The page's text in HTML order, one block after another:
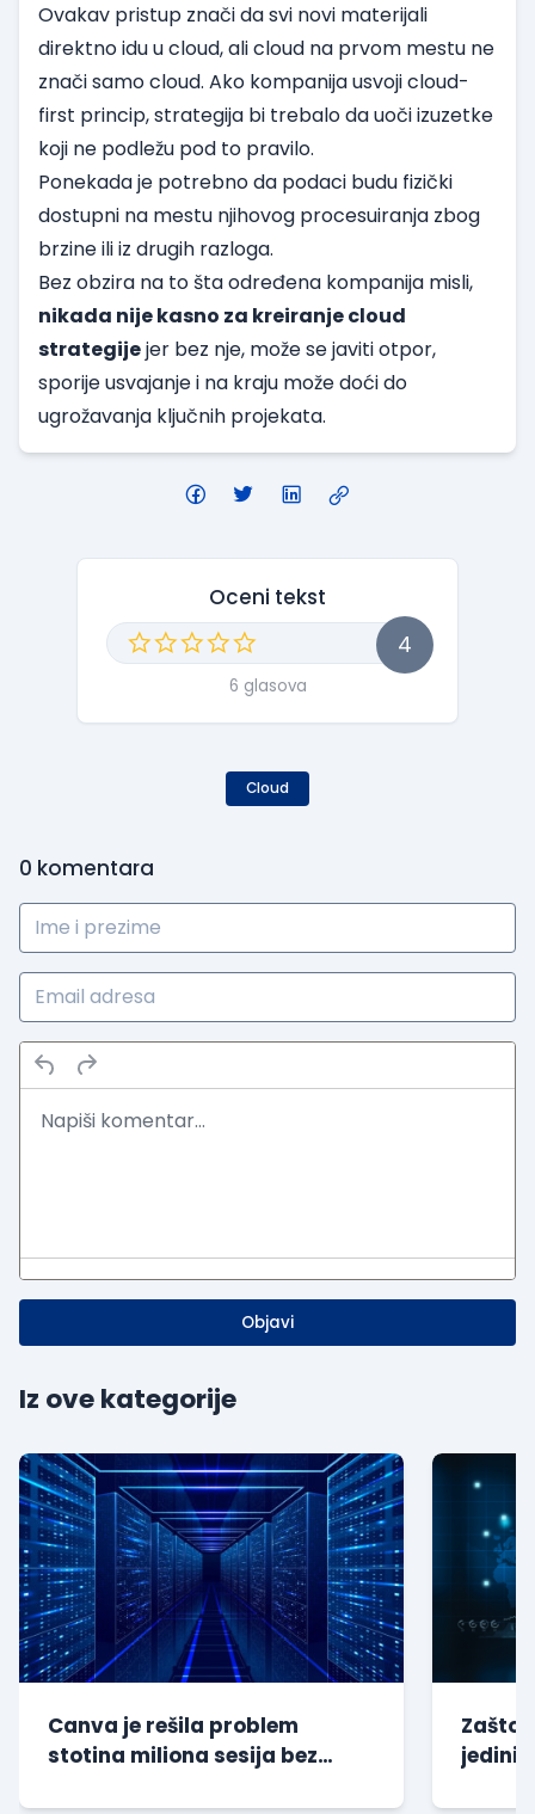
Ovakav pristup znači da svi novi materijali
direktno idu u cloud, ali cloud na prvom mestu ne
znači samo cloud. Ako kompanija usvoji cloud-
first princip, strategija bi trebalo da uoči izuzetke
koji ne podležu pod to pravilo.
Ponekada je potrebno da podaci budu fizički
dostupni na mestu njihovog procesuiranja zbog
brzine ili iz drugih razloga.
Bez obzira na to šta određena kompanija misli,
nikada nije kasno za kreiranje cloud
strategijejer bez nje, može se javiti otpor,
sporije usvajanje i na kraju može doći do
ugrožavanja ključnih projekata.
Oceni tekst
4
6 glasova
Cloud
0 komentara
Objavi
Iz ove kategorije
Canva je rešila problem
stotina miliona sesija bez
Zašto
jedini